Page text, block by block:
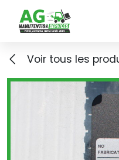
Skip to main content
Voir tous les